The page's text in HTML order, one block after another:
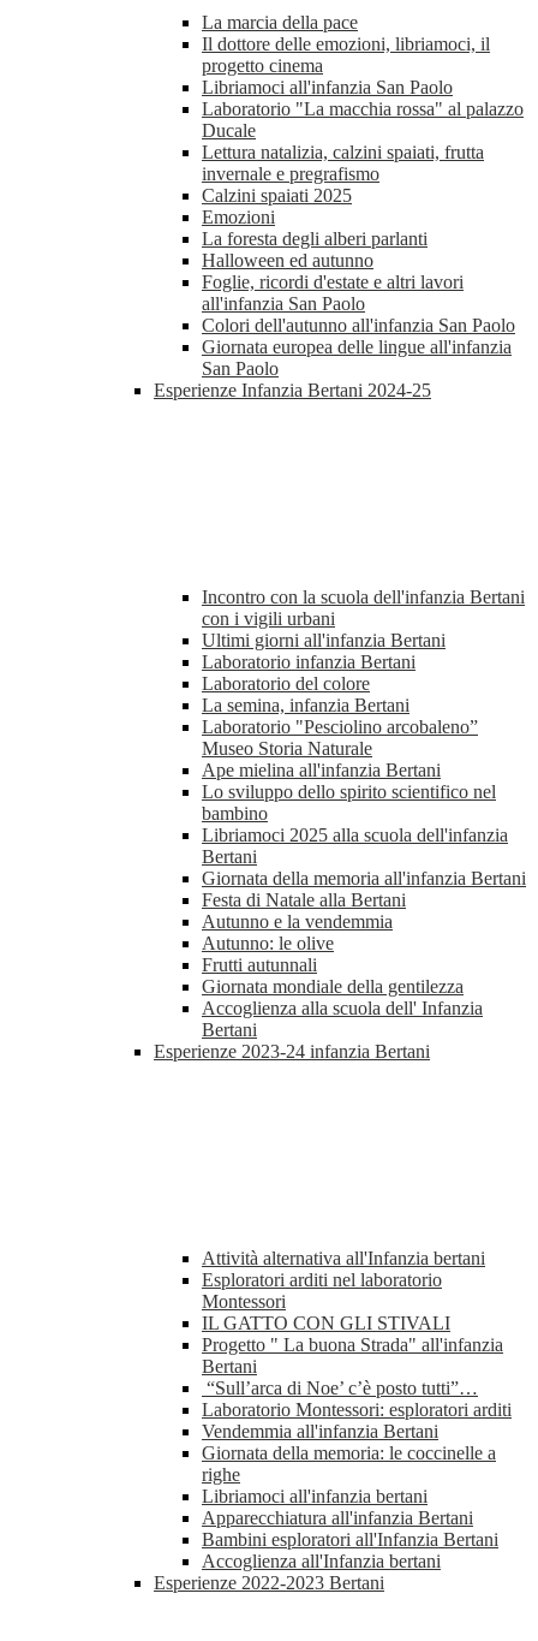
La marcia della pace
Il dottore delle emozioni, libriamoci, il
progetto cinema
Libriamoci all'infanzia San Paolo
Laboratorio "La macchia rossa" al palazzo
Ducale
Lettura natalizia, calzini spaiati, frutta
invernale e pregrafismo
Calzini spaiati 2025
Emozioni
La foresta degli alberi parlanti
Halloween ed autunno
Foglie, ricordi d'estate e altri lavori
all'infanzia San Paolo
Colori dell'autunno all'infanzia San Paolo
Giornata europea delle lingue all'infanzia
San Paolo
Esperienze Infanzia Bertani 2024-25
Incontro con la scuola dell'infanzia Bertani
con i vigili urbani
Ultimi giorni all'infanzia Bertani
Laboratorio infanzia Bertani
Laboratorio del colore
La semina, infanzia Bertani
Laboratorio "Pesciolino arcobaleno”
Museo Storia Naturale
Ape mielina all'infanzia Bertani
Lo sviluppo dello spirito scientifico nel
bambino
Libriamoci 2025 alla scuola dell'infanzia
Bertani
Giornata della memoria all'infanzia Bertani
Festa di Natale alla Bertani
Autunno e la vendemmia
Autunno: le olive
Frutti autunnali
Giornata mondiale della gentilezza
Accoglienza alla scuola dell' Infanzia
Bertani
Esperienze 2023-24 infanzia Bertani
Attività alternativa all'Infanzia bertani
Esploratori arditi nel laboratorio
Montessori
IL GATTO CON GLI STIVALI
Progetto " La buona Strada" all'infanzia
Bertani
“Sull’arca di Noe’ c’è posto tutti”…
Laboratorio Montessori: esploratori arditi
Vendemmia all'infanzia Bertani
Giornata della memoria: le coccinelle a
righe
Libriamoci all'infanzia bertani
Apparecchiatura all'infanzia Bertani
Bambini esploratori all'Infanzia Bertani
Accoglienza all'Infanzia bertani
Esperienze 2022-2023 Bertani